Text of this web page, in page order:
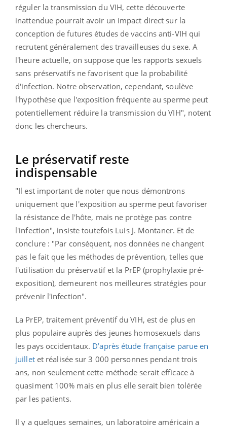
réguler la transmission du VIH, cette découverte
inattendue pourrait avoir un impact direct sur la
conception de futures études de vaccins anti-VIH qui
recrutent généralement des travailleuses du sexe. A
l'heure actuelle, on suppose que les rapports sexuels
sans préservatifs ne favorisent que la probabilité
d'infection. Notre observation, cependant, soulève
l'hypothèse que l'exposition fréquente au sperme peut
potentiellement réduire la transmission du VIH", notent
donc les chercheurs.
Le préservatif reste
indispensable
"Il est important de noter que nous démontrons
uniquement que l'exposition au sperme peut favoriser
la résistance de l'hôte, mais ne protège pas contre
l'infection", insiste toutefois Luis J. Montaner. Et de
conclure : "Par conséquent, nos données ne changent
pas le fait que les méthodes de prévention, telles que
l'utilisation du préservatif et la PrEP (prophylaxie pré-
exposition), demeurent nos meilleures stratégies pour
prévenir l'infection".
La PrEP, traitement préventif du VIH, est de plus en
plus populaire auprès des jeunes homosexuels dans
les pays occidentaux. D’après étude française parue en
juillet et réalisée sur 3 000 personnes pendant trois
ans, non seulement cette méthode serait efficace à
quasiment 100% mais en plus elle serait bien tolérée
par les patients.
Il y a quelques semaines, un laboratoire américain a